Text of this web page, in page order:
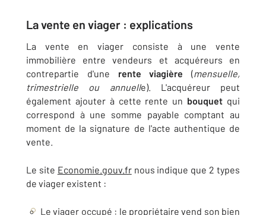
La vente en viager : explications
La vente en viager consiste à une vente
immobilière entre vendeurs et acquéreurs en
contrepartie d'une rente viagière (mensuelle,
trimestrielle ou annuelle). L'acquéreur peut
également ajouter à cette rente un bouquet qui
correspond à une somme payable comptant au
moment de la signature de l'acte authentique de
vente.
Le site Economie.gouv.frnous indique que 2 types
de viager existent :
Le viager occupé : le propriétaire vend son bien